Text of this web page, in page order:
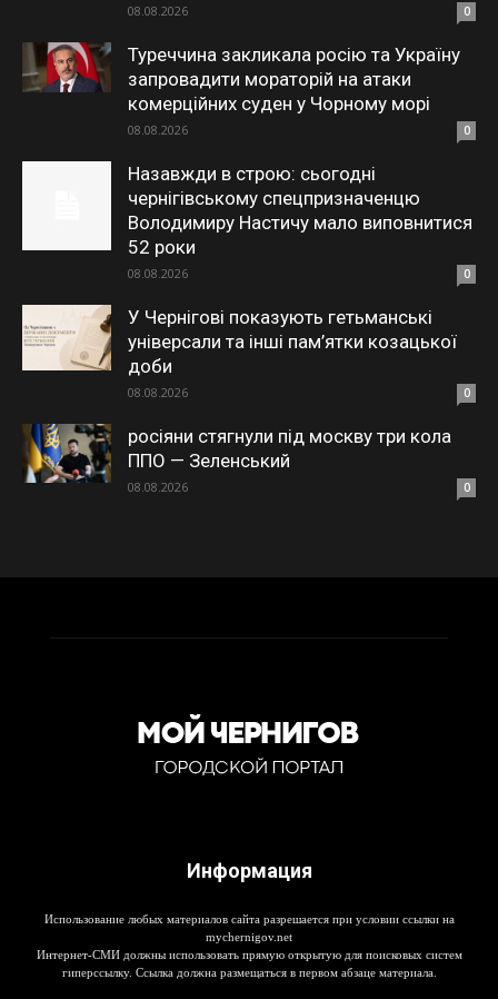
08.08.2026 0
Туреччина закликала росію та Україну
запровадити мораторій на атаки
комерційних суден у Чорному морі
08.08.2026 0
Назавжди в строю: сьогодні
чернігівському спецпризначенцю
Володимиру Настичу мало виповнитися
52 роки
08.08.2026 0
У Чернігові показують гетьманські
універсали та інші пам’ятки козацької
доби
08.08.2026 0
росіяни стягнули під москву три кола
ППО — Зеленський
08.08.2026 0
Информация
Использование любых материалов сайта разрешается при условии ссылки на
mychernigov.net
Интернет-СМИ должны использовать прямую открытую для поисковых систем
гиперссылку. Ссылка должна размещаться в первом абзаце материала.